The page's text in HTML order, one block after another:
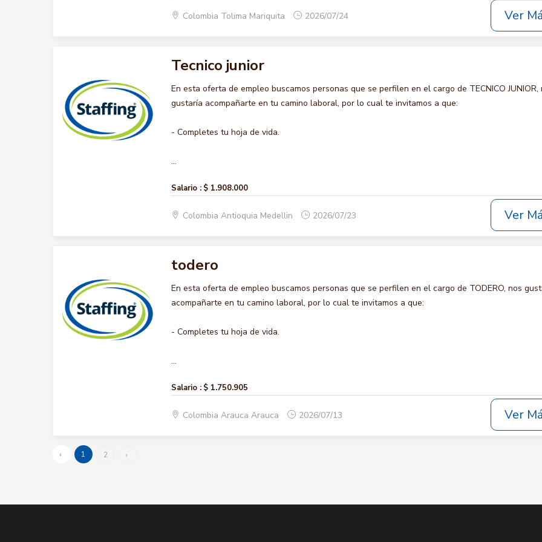
Colombia Tolima Mariquita 2026/07/24 Ver
Tecnico junior
En esta oferta de empleo buscamos personas que se perfilen en el cargo de TECNICO JUNIOR,
gustaría acompañarte en tu camino laboral, por lo cual te invitamos a que:
- Completes tu hoja de vida.
...
Salario : $ 1.908.000
Colombia Antioquia Medellin 2026/07/23 Ver
todero
En esta oferta de empleo buscamos personas que se perfilen en el cargo de TODERO, nos
acompañarte en tu camino laboral, por lo cual te invitamos a que:
- Completes tu hoja de vida.
...
Salario : $ 1.750.905
Colombia Arauca Arauca 2026/07/13 Ver
‹ 1 2 ›